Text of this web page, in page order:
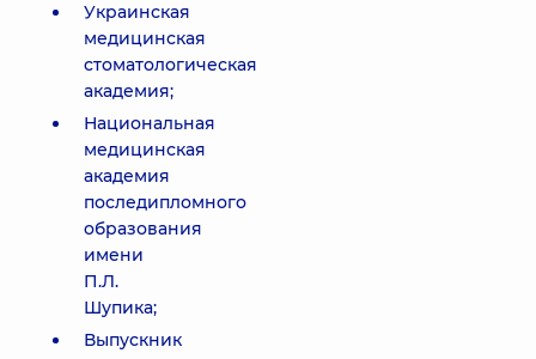
Украинская
медицинская
стоматологическая
академия;
Национальная
медицинская
академия
последипломного
образования
имени
П.Л.
Шупика;
Выпускник